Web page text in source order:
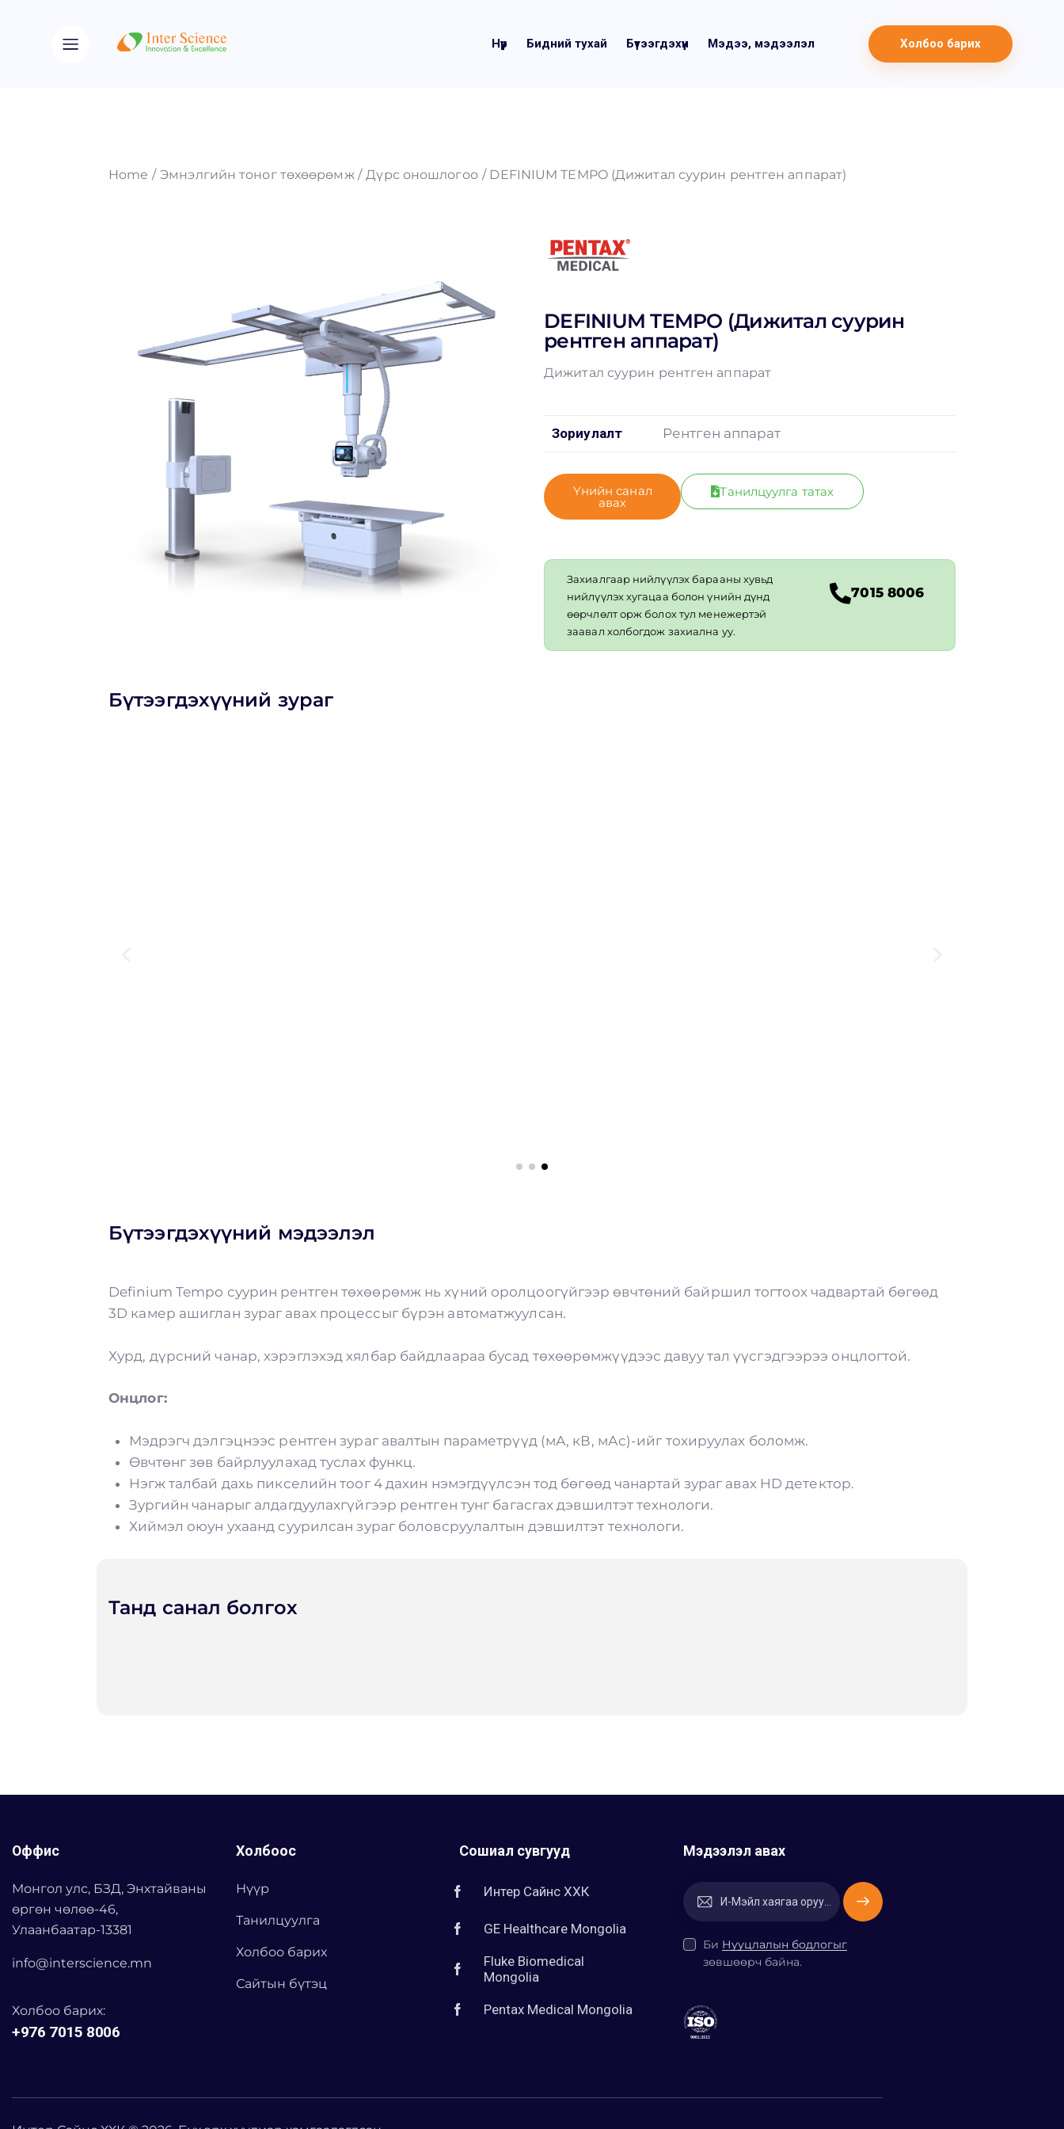
Нүүр Бидний тухай Бүтээгдэхүүн Мэдээ, мэдээлэл Холбоо барих
Home Эмнэлгийн тоног төхөөрөмж Дүрс оношлогоо DEFINIUM TEMPO (Дижитал суурин рентген аппарат)
DEFINIUM TEMPO (Дижитал суурин
рентген аппарат)
Дижитал суурин рентген аппарат
Зориулалт Рентген аппарат
Үнийн санал
авах
Танилцуулга татах
Захиалгаар нийлүүлэх барааны хувьд
нийлүүлэх хугацаа болон үнийн дүнд
өөрчлөлт орж болох тул менежертэй
заавал холбогдож захиална уу.
7015 8006
Бүтээгдэхүүний зураг
Бүтээгдэхүүний мэдээлэл
Definium Tempo суурин рентген төхөөрөмж нь хүний оролцоогүйгээр өвчтөний байршил тогтоох чадвартай бөгөөд
3D камер ашиглан зураг авах процессыг бүрэн автоматжуулсан.
Хурд, дүрсний чанар, хэрэглэхэд хялбар байдлаараа бусад төхөөрөмжүүдээс давуу тал үүсгэдгээрээ онцлогтой.
Онцлог:
Мэдрэгч дэлгэцнээс рентген зураг авалтын параметрүүд (мА, кВ, мАс)-ийг тохируулах боломж.
Өвчтөнг зөв байрлуулахад туслах функц.
Нэгж талбай дахь пикселийн тоог 4 дахин нэмэгдүүлсэн тод бөгөөд чанартай зураг авах HD детектор.
Зургийн чанарыг алдагдуулахгүйгээр рентген тунг багасгах дэвшилтэт технологи.
Хиймэл оюун ухаанд суурилсан зураг боловсруулалтын дэвшилтэт технологи.
Танд санал болгох
Оффис
Монгол улс, БЗД, Энхтайваны
өргөн чөлөө-46,
Улаанбаатар-13381
info@interscience.mn
Холбоо барих:
+976 7015 8006
Холбоос
Нүүр
Танилцуулга
Холбоо барих
Сайтын бүтэц
Сошиал сувгууд
Интер Сайнс ХХК
GE Healthcare Mongolia
Fluke Biomedical
Mongolia
Pentax Medical Mongolia
Мэдээлэл авах
Захиалах
Би Нууцлалын бодлогыг
зөвшөөрч байна.